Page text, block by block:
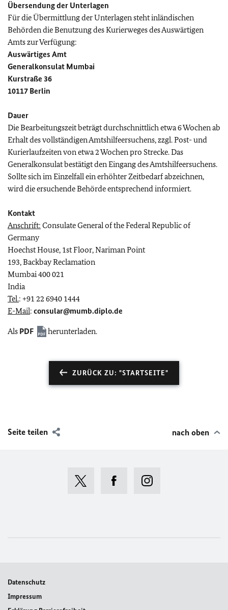
Übersendung der Unterlagen
Für die Übermittlung der Unterlagen steht inländischen
Behörden die Benutzung des Kurierweges des Auswärtigen
Amts zur Verfügung:
Auswärtiges Amt
Generalkonsulat Mumbai
Kurstraße 36
10117 Berlin
Dauer
Die Bearbeitungszeit beträgt durchschnittlich etwa 6 Wochen ab
Erhalt des vollständigen Amtshilfeersuchens, zzgl. Post- und
Kurierlaufzeiten von etwa 2 Wochen pro Strecke. Das
Generalkonsulat bestätigt den Eingang des Amtshilfeersuchens.
Sollte sich im Einzelfall ein erhöhter Zeitbedarf abzeichnen,
wird die ersuchende Behörde entsprechend informiert.
Kontakt
Anschrift: Consulate General of the Federal Republic of
Germany
Hoechst House, 1st Floor, Nariman Point
193, Backbay Reclamation
Mumbai 400 021
India
Tel.: +91 22 6940 1444
E-Mail: consular@mumb.diplo.de
Als PDF herunterladen.
ZURÜCK ZU: "STARTSEITE"
Seite teilen nach oben
Datenschutz
Impressum